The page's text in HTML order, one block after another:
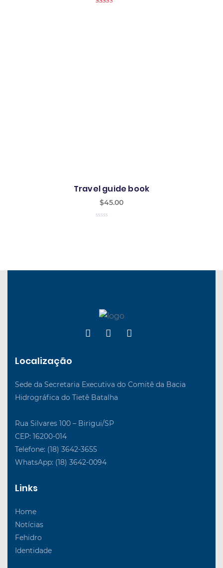
Travel guide book
$45.00
Localização
Sede da Secretaria Executiva do Comitê da Bacia
Hidrográfica do Tietê Batalha
Rua Silvares 100 – Birigui/SP
CEP: 16200-014
Telefone: (18) 3642-3655
WhatsApp: (18) 3642-0094
Links
Home
Notícias
Fehidro
Identidade